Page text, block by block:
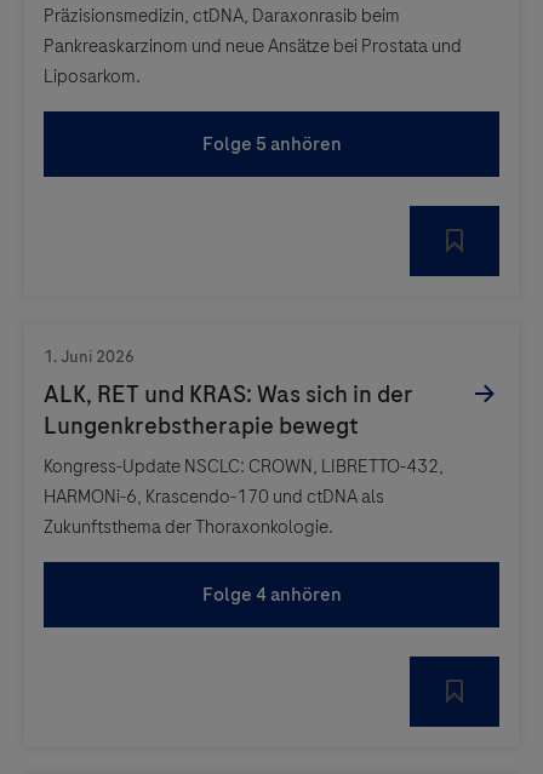
Präzisionsmedizin, ctDNA, Daraxonrasib beim
Pankreaskarzinom und neue Ansätze bei Prostata und
Liposarkom.
Folge 5 anhören
Kongress-Update NSCLC: CROWN, LIBRETTO-432,
HARMONi-6, Krascendo-170 und ctDNA als
Zukunftsthema der Thoraxonkologie.
Folge 4 anhören